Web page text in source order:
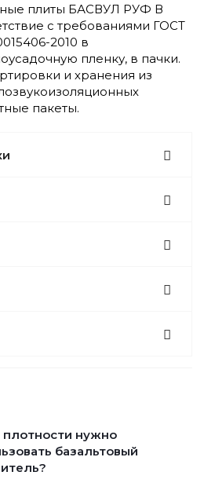
плиты БАСВУЛ РУФ В
с требованиями ГОСТ
2010 в
пленку, в пачки.
и хранения из
пакеты.
плотности нужно
базальтовый